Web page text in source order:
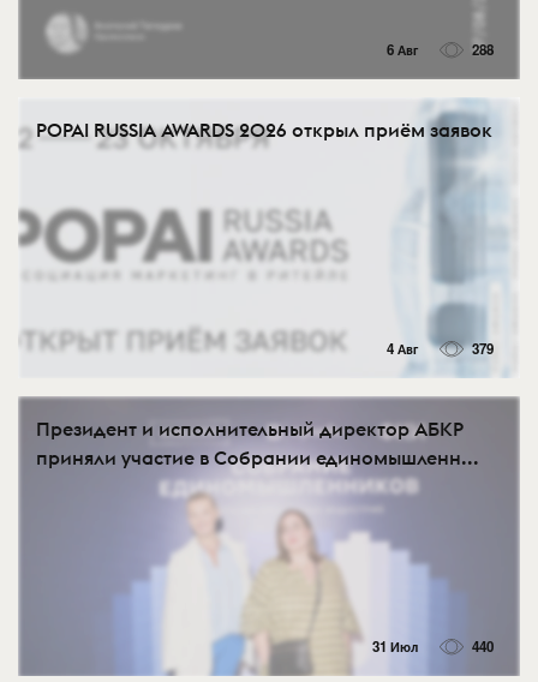
6 Авг 288
POPAI RUSSIA AWARDS 2026 открыл приём заявок
4 Авг 379
Президент и исполнительный директор АБКР
приняли участие в Собрании единомышленн...
31 Июл 440